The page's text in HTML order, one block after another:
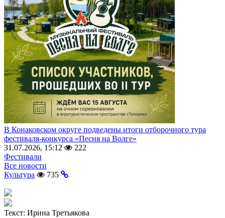
В Конаковском округе подведены итоги отборочного тура
фестиваля-конкурса «Песня на Волге»
31.07.2026, 15:12
222
Фестивали
Все новости
Культура
735
Текст: Ирина Третьякова